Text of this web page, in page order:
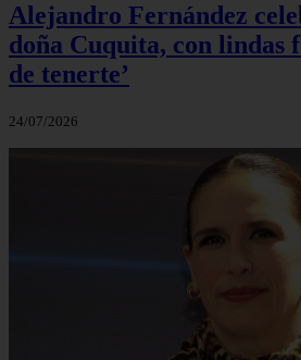
Alejandro Fernández
doña Cuquita, con lindas
de tenerte’
24/07/2026